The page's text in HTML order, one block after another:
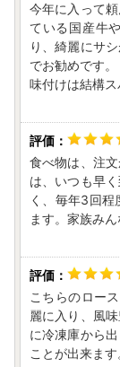
今年に入って
ている国産牛
り、綺麗にサ
でお勧めです。
味付けは結構
食べ物は、注
は、いつも早
く、毎年3回程
ます。家族み
こちらのロー
麗に入り、風
に冷凍庫から
ことが出来ま